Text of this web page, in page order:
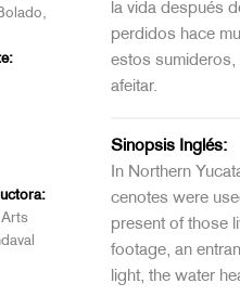
Arts
la vida después
perdidos hace
estos sumideros,
afeitar.
Sinopsis Inglés:
In Northern
cenotes were
present of those
footage, an
light, the water